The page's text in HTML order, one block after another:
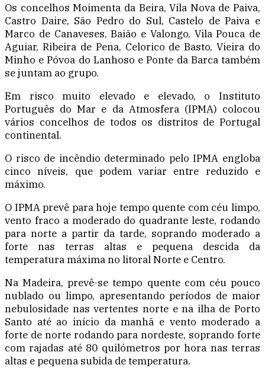
Os concelhos Moimenta da Beira, Vila Nova de Paiva,
Castro Daire, São Pedro do Sul, Castelo de Paiva e
Marco de Canaveses, Baião e Valongo, Vila Pouca de
Aguiar, Ribeira de Pena, Celorico de Basto, Vieira do
Minho e Póvoa do Lanhoso e Ponte da Barca também
se juntam ao grupo.
Em risco muito elevado e elevado, o Instituto
Português do Mar e da Atmosfera (IPMA) colocou
vários concelhos de todos os distritos de Portugal
continental.
O risco de incêndio determinado pelo IPMA engloba
cinco níveis, que podem variar entre reduzido e
máximo.
O IPMA prevê para hoje tempo quente com céu limpo,
vento fraco a moderado do quadrante leste, rodando
para norte a partir da tarde, soprando moderado a
forte nas terras altas e pequena descida da
temperatura máxima no litoral Norte e Centro.
Na Madeira, prevê-se tempo quente com céu pouco
nublado ou limpo, apresentando períodos de maior
nebulosidade nas vertentes norte e na ilha de Porto
Santo até ao início da manhã e vento moderado a
forte de norte rodando para nordeste, soprando forte
com rajadas até 80 quilómetros por hora nas terras
altas e pequena subida de temperatura.